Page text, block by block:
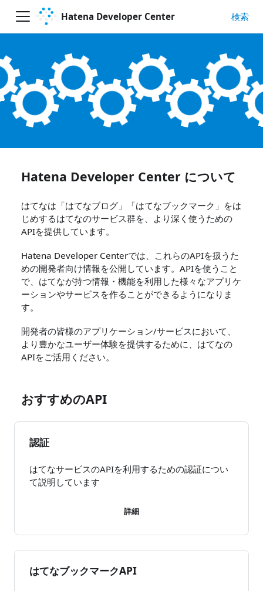
Hatena Developer Center 検索
Hatena Developer Center について
はてなは「はてなブログ」「はてなブックマーク」をは
じめするはてなのサービス群を、より深く使うための
APIを提供しています。
Hatena Developer Centerでは、これらのAPIを扱うた
めの開発者向け情報を公開しています。APIを使うこと
で、はてなが持つ情報・機能を利用した様々なアプリケ
ーションやサービスを作ることができるようになりま
す。
開発者の皆様のアプリケーション/サービスにおいて、
より豊かなユーザー体験を提供するために、はてなの
APIをご活用ください。
おすすめのAPI
認証
はてなサービスのAPIを利用するための認証につい
て説明しています
詳細
はてなブックマークAPI